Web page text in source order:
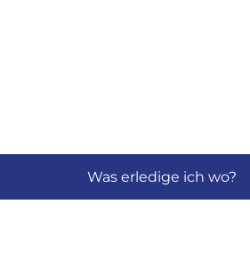
Was erledige ich wo?